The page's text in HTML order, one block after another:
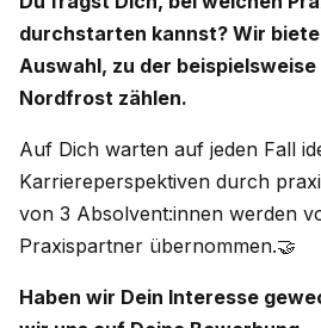
durchstarten kannst? Wir
Auswahl, zu der beispielsweise
Nordfrost zählen.
Auf Dich warten auf jeden Fall
Karriereperspektiven durch
von 3 Absolvent:innen werden
Praxispartner übernommen.🤝
Haben wir Dein Interesse